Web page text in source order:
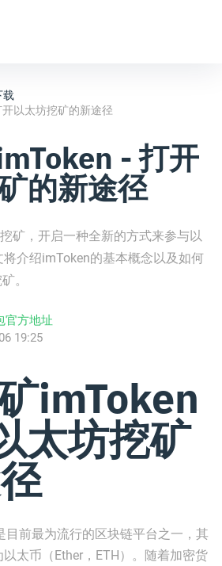
载
开以太坊挖矿的新途径
- 打开
的新途径
矿，开启一种全新的方式来参与以
介绍imToken的基本概念以及如何
。
官方地址
19:25
imToken
太坊挖矿
目前最为流行的区块链平台之一，其
太币（Ether，ETH）。随着加密货